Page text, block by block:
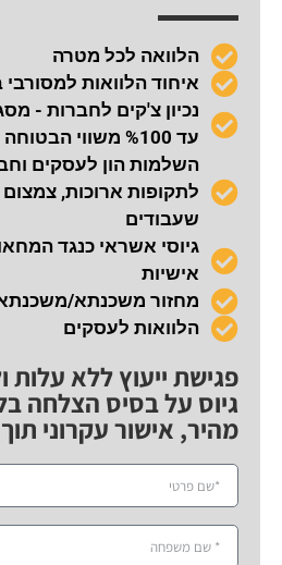
הלוואה לכל מטרה
איחוד הלוואות למסורבי
נכיון צ'קים לחברות -
עד %100 משווי הבטוחה
השלמות הון לעסקים
לתקופות ארוכות, צמצום
שעבודים
גיוסי אשראי כנגד
אישיות
מחזור משכנתא/
הלוואות לעסקים
פגישת ייעוץ ללא עלות
גיוס על בסיס הצלחה
מהיר, אישור עקרוני תוך 72 שעות